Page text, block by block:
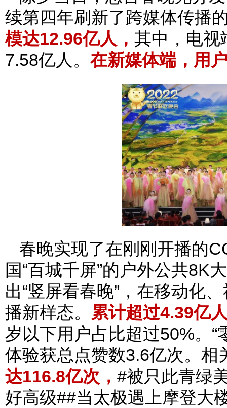
续第四年刷新了跨媒体传播
模达12.96亿人， 其中，电视
7.58亿人。 在新媒体端，用
春晚实现了在刚刚开播的
国“百城千屏”的户外公共8K
出“竖屏看春晚”，在移动化
播新样态。 累计超过4.39亿
岁以下用户占比超过50%。“
体验获总点赞数3.6亿次。相
达116.8亿次， #被只此青绿
好高级##当太极遇上摩登大